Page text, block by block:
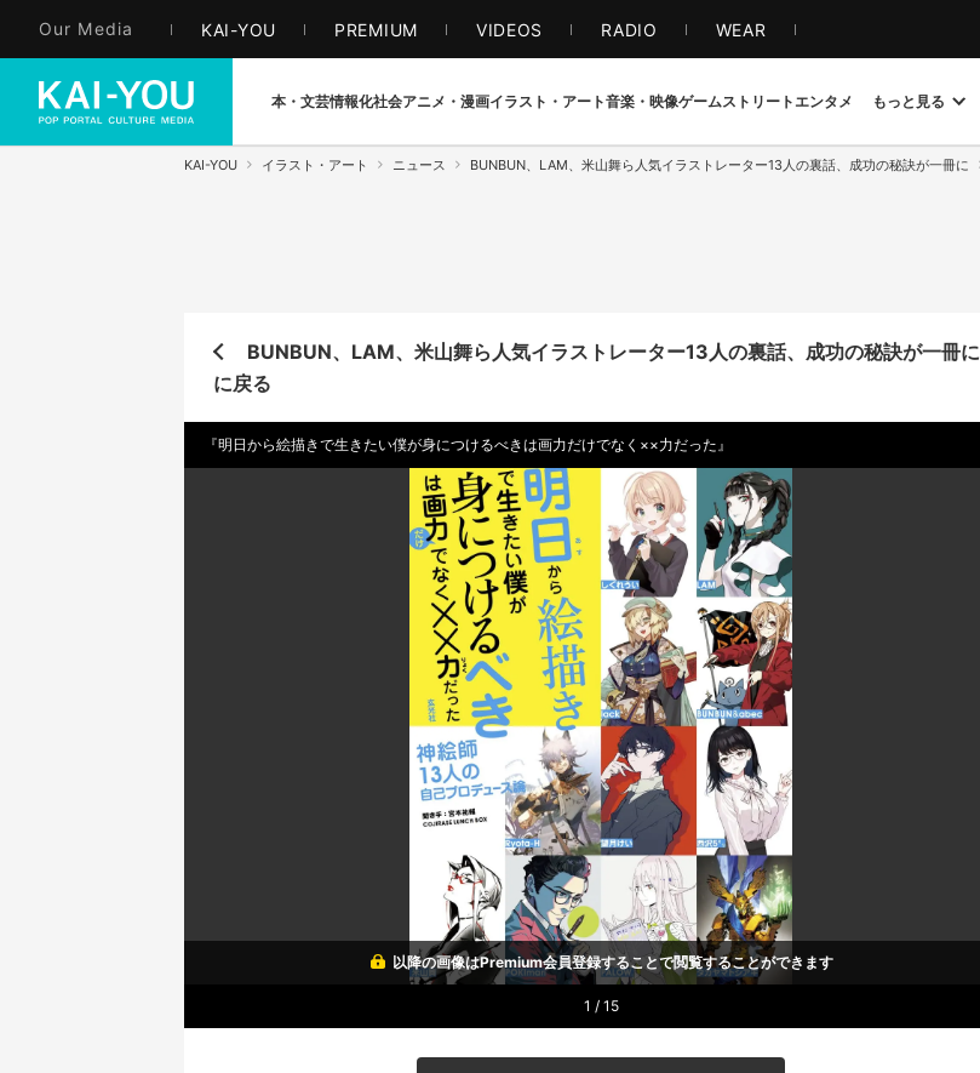
Our Media KAI-YOU PREMIUM VIDEOS RADIO WEAR
本・文芸情報化社会アニメ・漫画イラスト・アート音楽・映像ゲームストリート エンタメ もっと見る
KAI-YOU イラスト・アート ニュース BUNBUN、LAM、米山舞ら人気イラストレーター13人の裏話、成功の秘訣が一冊に
BUNBUN、LAM、米山舞ら人気イラストレーター13人の裏話、成功の秘訣が一冊に
に戻る
『明日から絵描きで生きたい僕が身につけるべきは画力だけでなく××力だった』
以降の画像はPremium会員登録することで閲覧することができます
1 / 15